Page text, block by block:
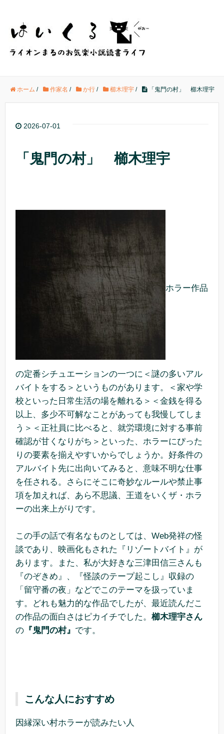
ホーム / 作家名 / か行 / 櫛木理宇 / 「鬼門の村」 櫛木理宇
2026-07-01
「鬼門の村」 櫛木理宇
ホラー作品
の定番シチュエーションの一つに＜謎の多いアル
バイトをする＞というものがあります。＜家や学
校といった日常生活の場を離れる＞＜金銭を得る
以上、多少不可解なことがあっても我慢してしま
う＞＜正社員に比べると、就労環境に対する事前
確認が甘くなりがち＞といった、ホラーにぴった
りの要素を揃えやすいからでしょうか。好条件の
アルバイト先に出向いてみると、意味不明な仕事
を任される。さらにそこに奇妙なルールや禁止事
項を加えれば、あら不思議、王道をいくザ・ホラ
ーの出来上がりです。
この手の話で有名なものとしては、Web発祥の怪
談であり、映画化もされた『リゾートバイト』が
あります。また、私が大好きな三津田信三さんも
『のぞきめ』、『怪談のテープ起こし』収録の
「留守番の夜」などでこのテーマを扱っていま
す。どれも魅力的な作品でしたが、最近読んだこ
の作品の面白さはピカイチでした。 櫛木理宇さん
の 『鬼門の村』 です。
こんな人におすすめ
因縁深い村ホラーが読みたい人